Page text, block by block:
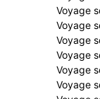
Voyage
Voyage
Voyage
Voyage
Voyage
Voyage